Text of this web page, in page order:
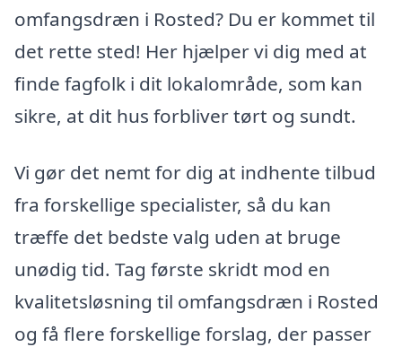
omfangsdræn i Rosted? Du er kommet til
det rette sted! Her hjælper vi dig med at
finde fagfolk i dit lokalområde, som kan
sikre, at dit hus forbliver tørt og sundt.
Vi gør det nemt for dig at indhente tilbud
fra forskellige specialister, så du kan
træffe det bedste valg uden at bruge
unødig tid. Tag første skridt mod en
kvalitetsløsning til omfangsdræn i Rosted
og få flere forskellige forslag, der passer